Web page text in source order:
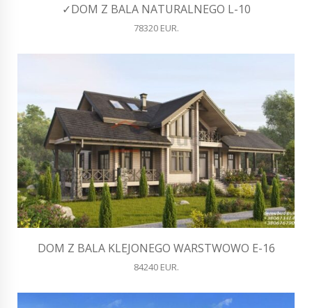
✓DOM Z BALA NATURALNEGO L-10
78320 EUR.
DOM Z BALA KLEJONEGO WARSTWOWO E-16
84240 EUR.